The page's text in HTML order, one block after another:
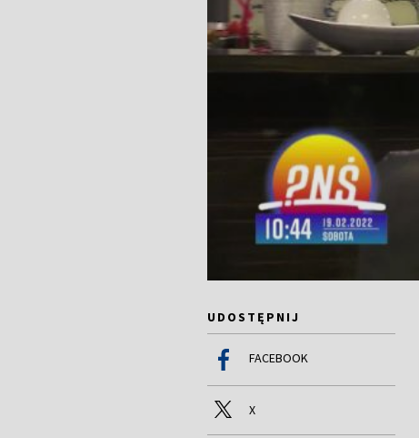
UDOSTĘPNIJ
FACEBOOK
X